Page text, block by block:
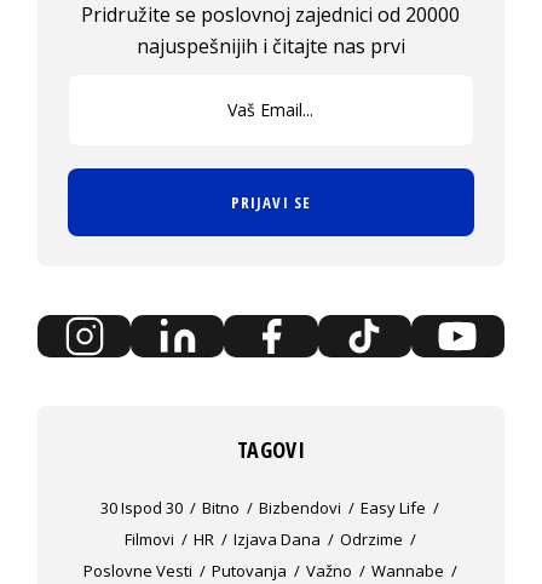
Pridružite se poslovnoj zajednici od 20000
najuspešnijih i čitajte nas prvi
PRIJAVI SE
TAGOVI
30 Ispod 30 Bitno Bizbendovi
Easy Life
Filmovi
HR Izjava Dana
Odrzime
Poslovne Vesti
Putovanja Važno
Wannabe